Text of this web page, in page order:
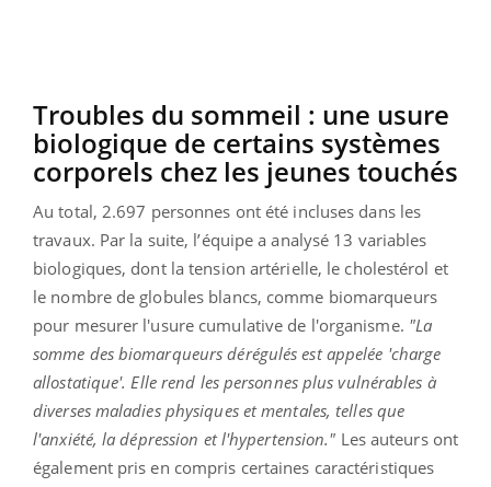
Troubles du sommeil : une usure
biologique de certains systèmes
corporels chez les jeunes touchés
Au total, 2.697 personnes ont été incluses dans les
travaux. Par la suite, l’équipe a analysé 13 variables
biologiques, dont la tension artérielle, le cholestérol et
le nombre de globules blancs, comme biomarqueurs
pour mesurer l'usure cumulative de l'organisme. "La
somme des biomarqueurs dérégulés est appelée 'charge
allostatique'. Elle rend les personnes plus vulnérables à
diverses maladies physiques et mentales, telles que
l'anxiété, la dépression et l'hypertension." Les auteurs ont
également pris en compris certaines caractéristiques